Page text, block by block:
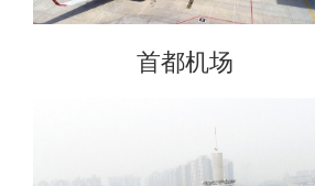
首都机场